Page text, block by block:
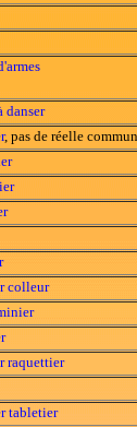
danser
, pas de réelle
colleur
raquettier
tabletier